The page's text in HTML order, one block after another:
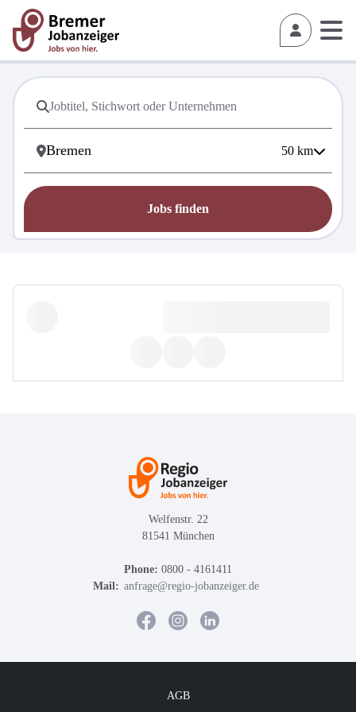
50 km
Jobs finden
Welfenstr. 22
81541 München
Phone: 0800 - 4161411
Mail: anfrage@regio-jobanzeiger.de
AGB